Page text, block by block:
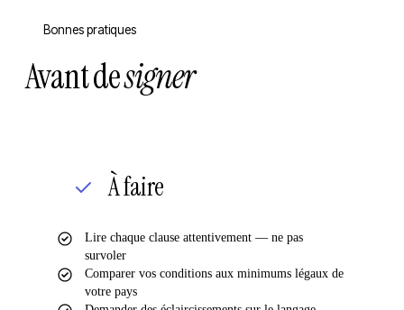
Bonnes pratiques
Avant designer
À faire
Lire chaque clause attentivement — ne pas
survoler
Comparer vos conditions aux minimums légaux de
votre pays